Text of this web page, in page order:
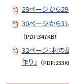
28ページから
30ページから31
（PDF:347KB）
32ページ：村の
作り」 （